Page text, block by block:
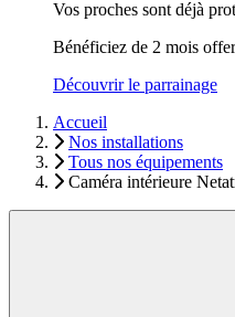
Vos proches sont déjà
Bénéficiez de 2 mois
Découvrir le parrainage
Accueil
Nos installations
Tous nos équipements
Caméra intérieure